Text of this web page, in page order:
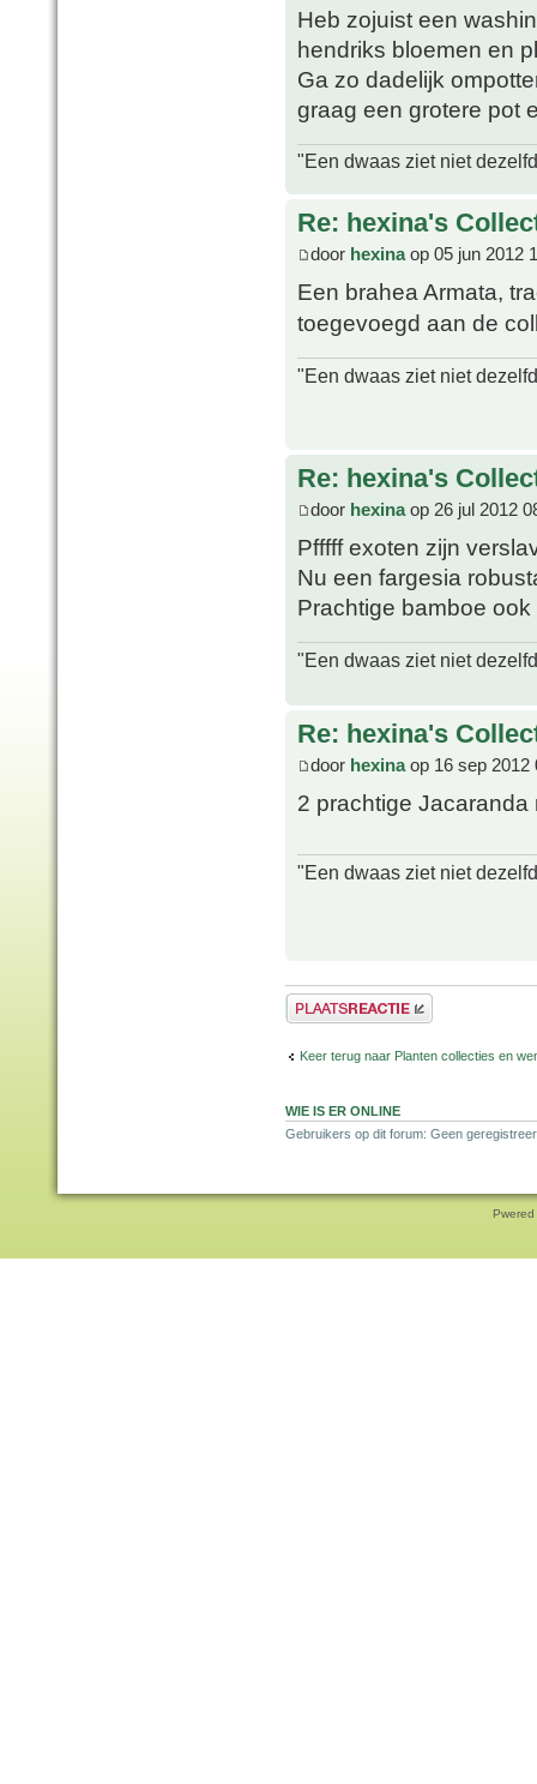
Heb zojuist een
hendriks bloemen en
Ga zo dadelijk
graag een grotere pot
"Een dwaas ziet niet
Re: hexina's
door hexinaop 05 jun 2012
Een brahea Armata,
toegevoegd aan de
"Een dwaas ziet niet
Re: hexina's
door hexinaop 26 jul 2012
Pfffff exoten zijn
Nu een fargesia
Prachtige bamboe
"Een dwaas ziet niet
Re: hexina's
door hexinaop 16 sep 2012
2 prachtige
"Een dwaas ziet niet
Plaats een reactie
Keer terug naar Planten collecties en
WIE IS ER ONLINE
Gebruikers op dit forum: Geen